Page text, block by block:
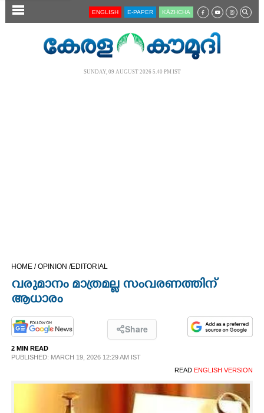
SECTIONS ENGLISH E-PAPER KĀZHCHA
SUNDAY, 09 AUGUST 2026 5.40 PM IST
HOME /OPINION /EDITORIAL
വരുമാനം മാത്രമല്ല സംവരണത്തിന്
ആധാരം
Share
2 MIN READ
PUBLISHED: MARCH 19, 2026 12:29 AM IST
READ ENGLISH VERSION